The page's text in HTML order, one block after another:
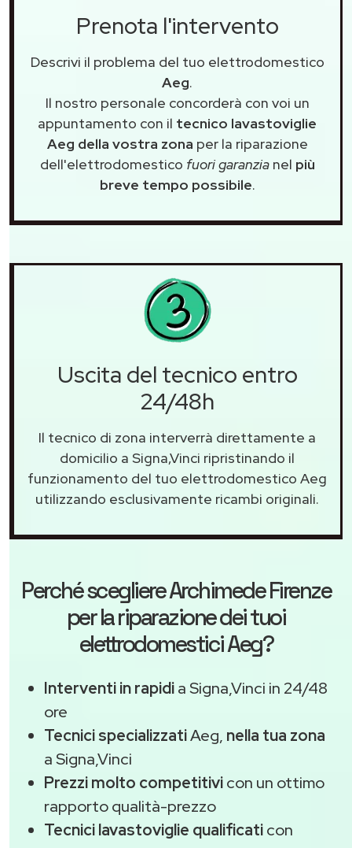
Prenota l'intervento
Descrivi il problema del tuo elettrodomestico
Aeg.
Il nostro personale concorderà con voi un
appuntamento con il tecnico lavastoviglie
Aeg della vostra zona per la riparazione
dell'elettrodomestico fuori garanzianel più
breve tempo possibile.
Uscita del tecnico entro
24/48h
Il tecnico di zona interverrà direttamente a
domicilio a Signa,Vinci ripristinando il
funzionamento del tuo elettrodomestico Aeg
utilizzando esclusivamente ricambi originali.
Perché scegliereArchimede Firenze
per la riparazione dei tuoi
elettrodomestici Aeg?
Interventi in rapidia Signa,Vinci in 24/48
ore
Tecnici specializzatiAeg, nella tua zona
a Signa,Vinci
Prezzi molto competitivicon un ottimo
rapporto qualità-prezzo
Tecnici lavastoviglie qualificaticon